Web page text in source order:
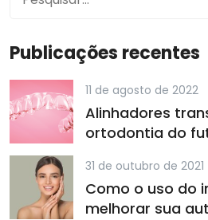
Publicações recentes
11 de agosto de 2022
Alinhadores
ortodontia do
31 de outubro de 2021
Como o uso do
melhorar sua